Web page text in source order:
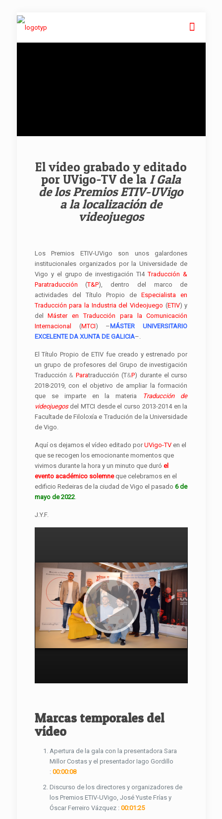
El vídeo grabado y editado
por UVigo-TV de la I Gala
de los Premios ETIV-UVigo
a la localización de
videojuegos
Los Premios ETIV-UVigo son unos galardones
institucionales organizados por la Universidade de
Vigo y el grupo de investigación TI4Traducción &
Paratraducción (T&P), dentro del marco de
actividades del Título Propio deEspecialista en
Traducción para la Industria del Videojuego (ETIV) y
delMáster en Traducción para la Comunicación
Internacional
(MTCI) – MÁSTER UNIVERSITARIO
EXCELENTE DA XUNTA DE GALICIA–.
El Título Propio de ETIV fue creado y estrenado por
un grupo de profesores del Grupo de investigación
Traducción & Paratraducción (T&P) durante el curso
2018-2019, con el objetivo de ampliar la formación
que se imparte en la materia
Traducción de
videojuegosdel MTCI desde el curso 2013-2014 en la
Facultade de Filoloxía e Tradución de la Universidade
de Vigo.
Aquí os dejamos el vídeo editado porUVigo-TVen el
que se recogen los emocionante momentos que
vivimos durante la hora y un minuto que duró el
evento académico solemneque celebramos en el
edificio Redeiras de la ciudad de Vigo el pasado 6 de
mayo de 2022.
J.Y.F.
Marcas temporales del
vídeo
Apertura de la gala con la presentadora Sara
Millor Costas y el presentador Iago Gordillo
: 00:00:08
Discurso de los directores y organizadores de
los Premios ETIV-UVigo, José Yuste Frías y
Óscar Ferreiro Vázquez : 00:01:25